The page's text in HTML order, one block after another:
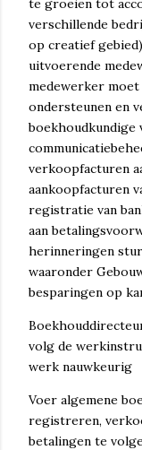
te groeien tot
verschillende
op creatief
uitvoerende
medewerker
ondersteunen en
verkoopfacturen
aankoopfacturen
registratie van
aan
herinneringen
waaronder
besparingen op
volg de
werk nauwkeurig
Voer algemene
registreren,
betalingen te